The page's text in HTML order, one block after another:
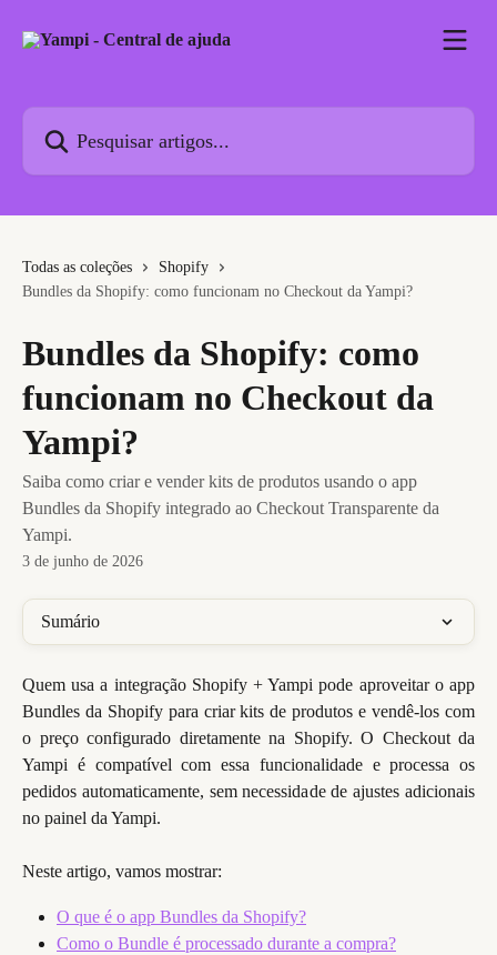
Todas as coleções
Shopify
Bundles da Shopify: como funcionam no Checkout da Yampi?
Bundles da Shopify: como
funcionam no Checkout da
Yampi?
Saiba como criar e vender kits de produtos usando o app
Bundles da Shopify integrado ao Checkout Transparente da
Yampi.
3 de junho de 2026
Sumário
Quem usa a integração Shopify + Yampi pode aproveitar o app
Bundles da Shopify para criar kits de produtos e vendê-los com
o preço configurado diretamente na Shopify. O Checkout da
Yampi é compatível com essa funcionalidade e processa os
pedidos automaticamente, sem necessidade de ajustes adicionais
no painel da Yampi.
Neste artigo, vamos mostrar:
O que é o app Bundles da Shopify?
Como o Bundle é processado durante a compra?